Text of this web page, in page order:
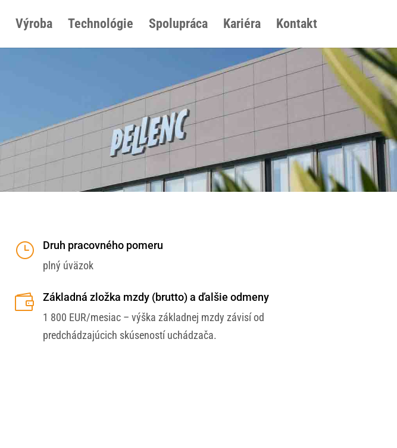
Výroba Technológie Spolupráca Kariéra Kontakt
}
Druh pracovného pomeru
plný úväzok

Základná zložka mzdy (brutto) a ďalšie odmeny
1 800 EUR/mesiac – výška základnej mzdy závisí od
predchádzajúcich skúseností uchádzača.